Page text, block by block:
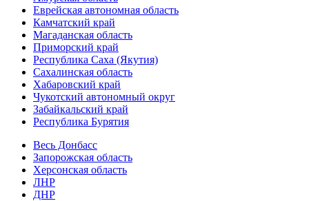
Еврейская автономная область
Камчатский край
Магаданская область
Приморский край
Республика Саха (Якутия)
Сахалинская область
Хабаровский край
Чукотский автономный округ
Забайкальский край
Республика Бурятия
Весь Донбасс
Запорожская область
Херсонская область
ЛНР
ДНР